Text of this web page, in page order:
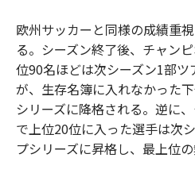
欧州サッカーと同様の成績重
る。シーズン終了後、チャン
位90名ほどは次シーズン1部ツ
が、生存名簿に入れなかった
シリーズに降格される。逆に
で上位20位に入った選手は次
プシリーズに昇格し、最上位